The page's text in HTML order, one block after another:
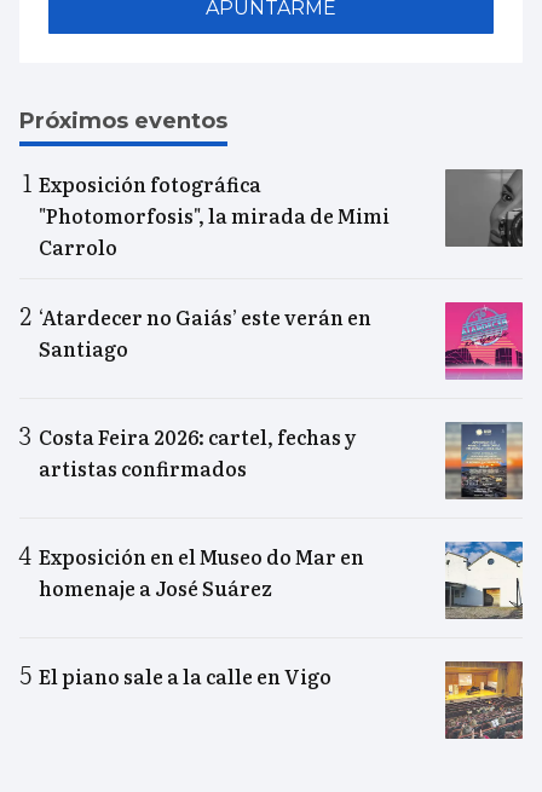
APUNTARME
Próximos eventos
Exposición fotográfica
"Photomorfosis", la mirada de Mimi
Carrolo
‘Atardecer no Gaiás’ este verán en
Santiago
Costa Feira 2026: cartel, fechas y
artistas confirmados
Exposición en el Museo do Mar en
homenaje a José Suárez
El piano sale a la calle en Vigo